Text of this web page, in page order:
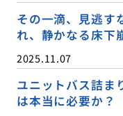
その一滴、見逃す
れ、静かなる床下
2025.11.07
ユニットバス詰ま
は本当に必要か？